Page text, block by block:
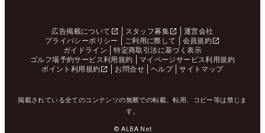
広告掲載について スタッフ募集
運営会社
プライバシーポリシー
ご利用に際して
会員規約
ガイドライン
特定商取引法に基づく表示
ゴルフ場予約サービス利用規約
マイページサービス利用規約
ポイント利用規約
お問合せ ヘルプ サイトマップ
掲載されている全てのコンテンツの無断での転載、転用、コピー等は禁じま
す。
© ALBA Net